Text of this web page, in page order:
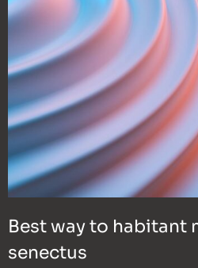
Best way to habitant
senectus